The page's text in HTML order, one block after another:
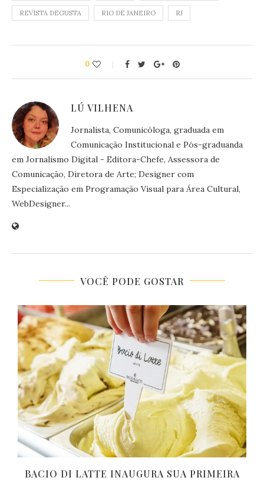
REVISTA DEGUSTA RIO DE JANEIRO RJ
0
LÚ VILHENA
Jornalista, Comunicóloga, graduada em
Comunicação Institucional e Pós-graduanda
em Jornalismo Digital - Editora-Chefe, Assessora de
Comunicação, Diretora de Arte; Designer com
Especialização em Programação Visual para Área Cultural,
WebDesigner...
VOCÊ PODE GOSTAR
BACIO DI LATTE INAUGURA SUA PRIMEIRA